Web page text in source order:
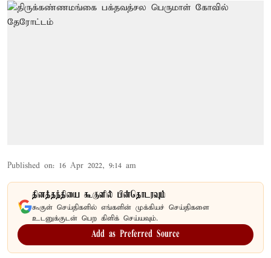
Published on: 16 Apr 2022, 9:14 am
தினத்தந்தியை கூகுளில் பின்தொடரவும்
கூகுள் செய்திகளில் எங்களின் முக்கியச் செய்திகளை
உடனுக்குடன் பெற கிளிக் செய்யவும்.
Add as Preferred Source